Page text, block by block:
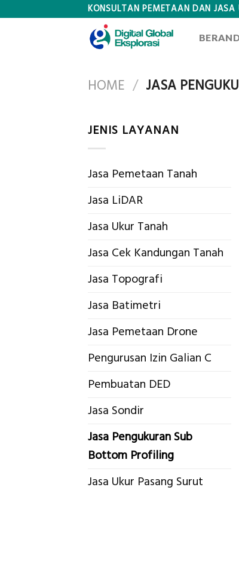
KONSULTAN PEMETAAN DAN JASA
HOME / JASA
JENIS LAYANAN
Jasa Pemetaan Tanah
Jasa LiDAR
Jasa Ukur Tanah
Jasa Cek Kandungan Tanah
Jasa Topografi
Jasa Batimetri
Jasa Pemetaan Drone
Pengurusan Izin Galian C
Pembuatan DED
Jasa Sondir
Jasa Pengukuran Sub
Bottom Profiling
Jasa Ukur Pasang Surut